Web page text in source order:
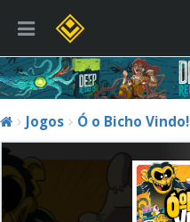
Jogos Ó o Bicho Vindo!